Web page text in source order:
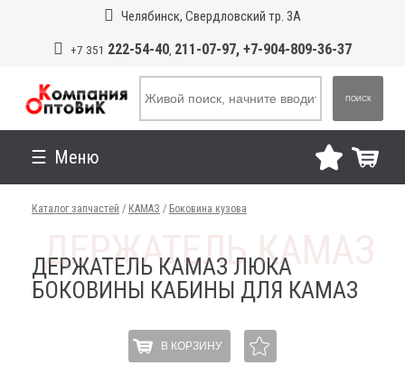
Челябинск, Свердловский тр. 3А
+7 351 222-54-40, 211-07-97, +7-904-809-36-37
ПОИСК
Меню
Каталог запчастей / КАМАЗ / Боковина кузова
ДЕРЖАТЕЛЬ КАМАЗ ЛЮКА
БОКОВИНЫ КАБИНЫ ДЛЯ КАМАЗ
В КОРЗИНУ